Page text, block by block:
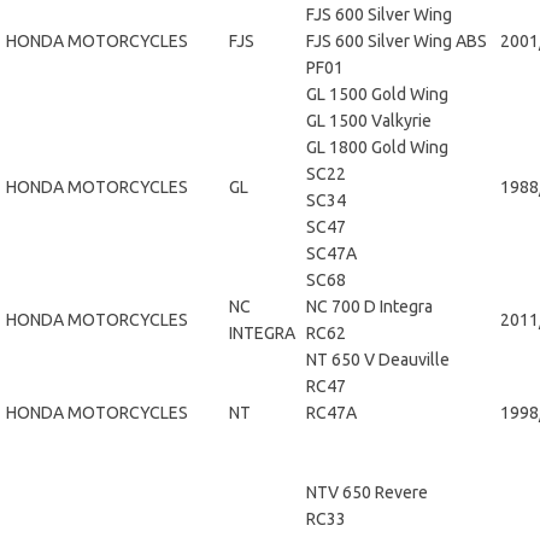
HONDA MOTORCYCLES FJS
FJS 600 Silver Wing
FJS 600 Silver Wing ABS
PF01
HONDA MOTORCYCLES GL
GL 1500 Gold Wing
GL 1500 Valkyrie
GL 1800 Gold Wing
SC22
SC34
SC47
SC47A
SC68
HONDA MOTORCYCLES
NC
INTEGRA
NC 700 D Integra
RC62
HONDA MOTORCYCLES NT
NT 650 V Deauville
RC47
RC47A
NTV 650 Revere
RC33